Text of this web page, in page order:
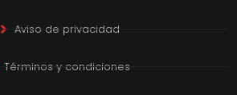
Aviso de privacidad
Términos y condiciones